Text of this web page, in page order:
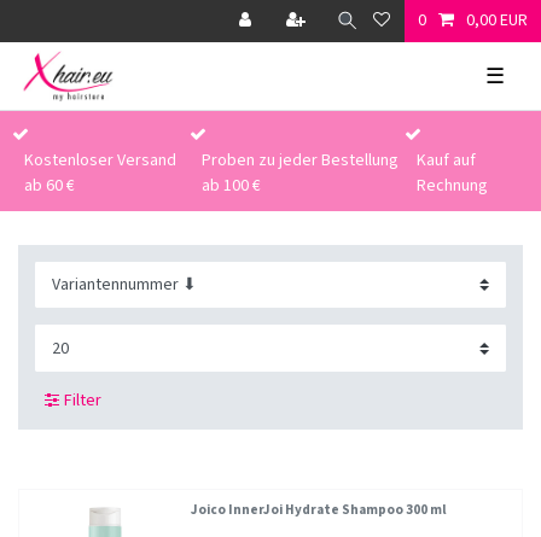
0 0,00 EUR
☰
Kostenloser Versand
ab 60 €
Proben zu jeder Bestellung
ab 100 €
Kauf auf
Rechnung
Filter
Joico InnerJoi Hydrate Shampoo 300 ml